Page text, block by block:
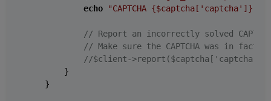
echo
"CAPTCHA {$captcha['captcha']}
// Report an incorrectly solved
// Make sure the CAPTCHA was in fact
//$client-
        }
    }